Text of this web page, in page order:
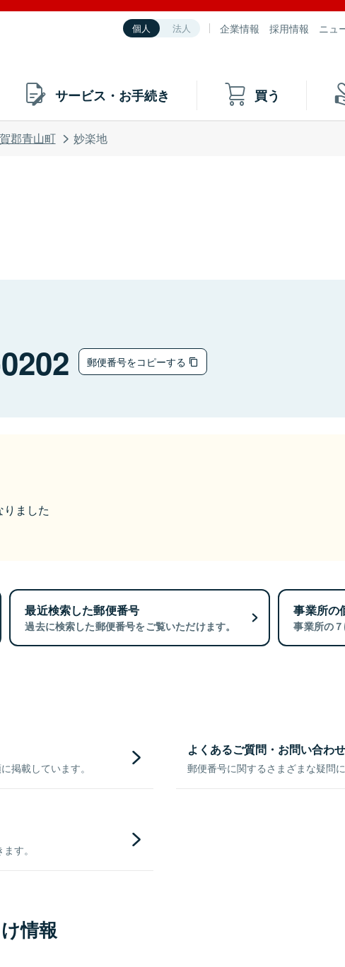
個人 法人 企業情報 採用情報 ニュ
サービス・お手続き 買う
郡青山町 妙楽地
郵便番号をコピーする
ました
最近検索した郵便番号
過去に検索した郵便番号をご覧いただけます。
事業所の
事業所の
掲載しています。
よくあるご質問・お問い合わせ
郵便番号に関するさまざまな疑問
す。
情報